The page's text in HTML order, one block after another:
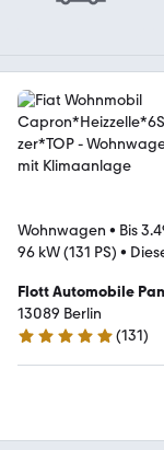
Wohnwagen • Bis
96 kW (131 PS) •
Flott Automobile
13089 Berlin
4.9 Sterne
(131)